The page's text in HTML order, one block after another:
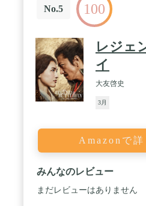
No.5 100
レジェ
イ
大友啓史
3月
Amazonで詳
みんなのレビュー
まだレビューはありません